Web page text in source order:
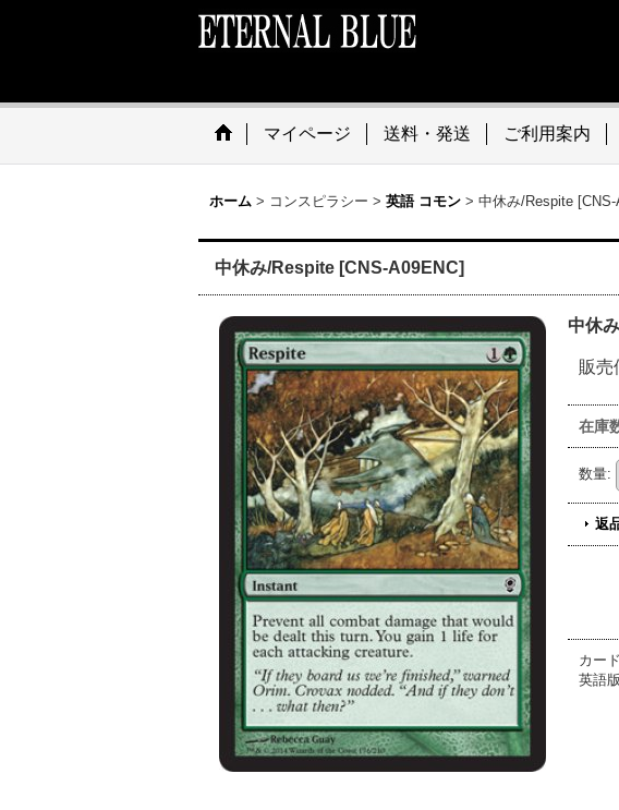
マイページ 送料・発送 ご利用案内
ホーム > コンスピラシー > 英語 コモン > 中休み/Respite [CNS-
中休み/Respite [CNS-A09ENC]
中休
販売
在庫
数量:
返
カー
英語